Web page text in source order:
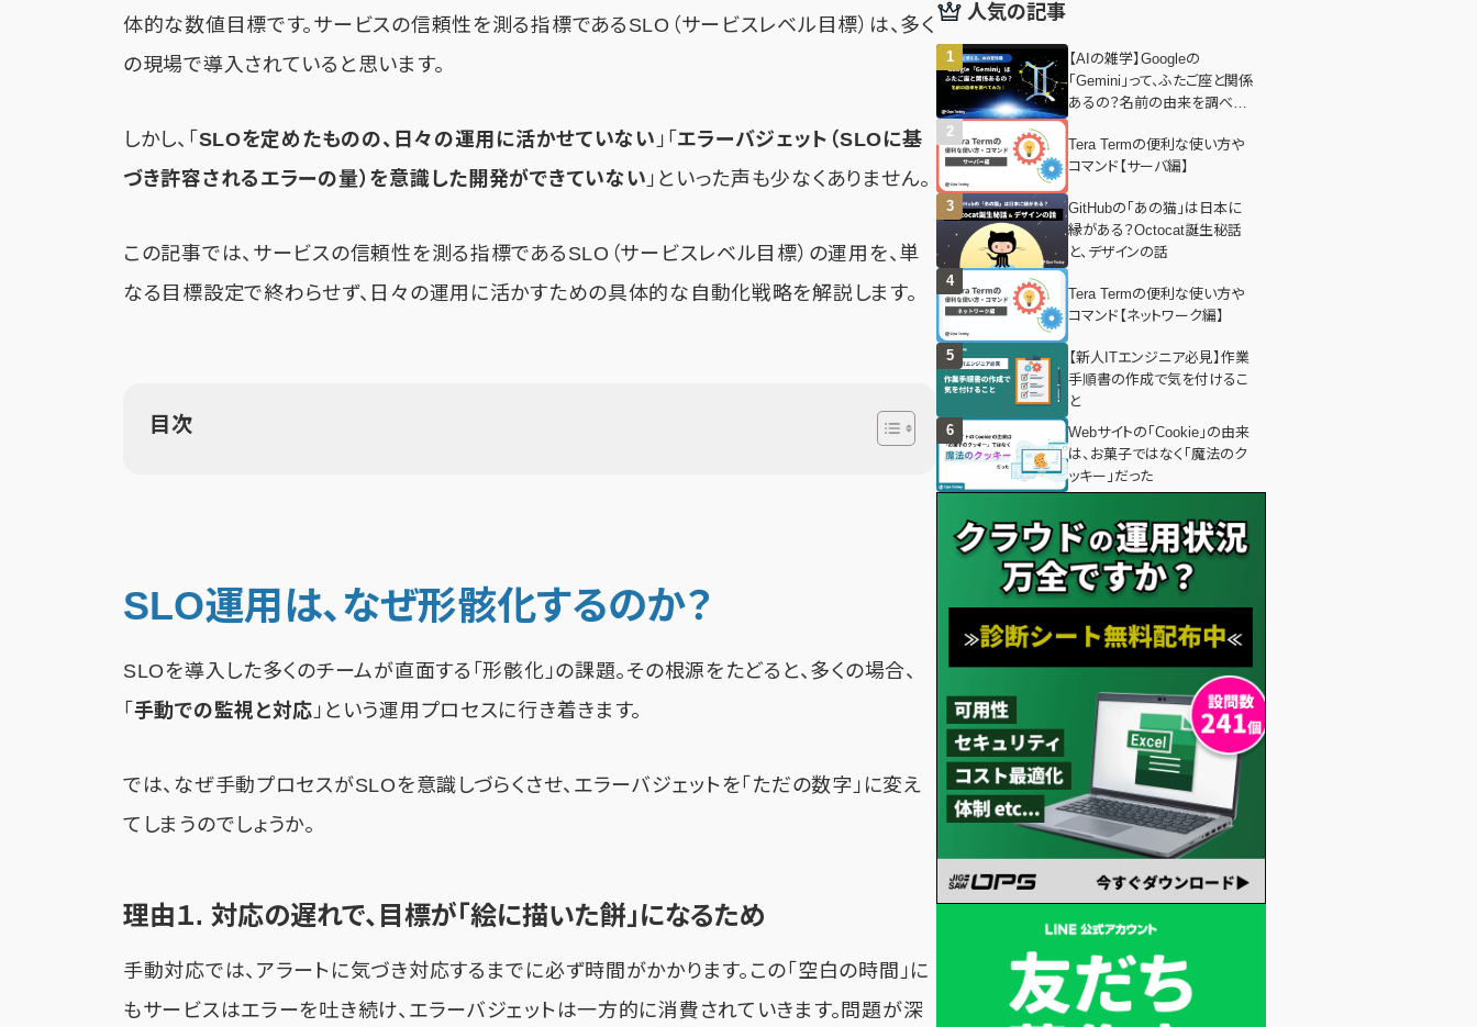
体的な数値目標です。サービスの信頼性を測る指標であるSLO（サービスレベル目標）は、多く
の現場で導入されていると思います。
しかし、「 SLOを定めたものの、日々の運用に活かせていない」「 エラーバジェット（SLOに基
づき許容されるエラーの量）を意識した開発ができていない」といった声も少なくありません。
この記事では、サービスの信頼性を測る指標であるSLO（サービスレベル目標）の運用を、単
なる目標設定で終わらせず、日々の運用に活かすための具体的な自動化戦略を解説します。
目次
SLO運用は、なぜ形骸化するのか？
SLOを導入した多くのチームが直面する「形骸化」の課題。その根源をたどると、多くの場合、
「 手動での監視と対応」という運用プロセスに行き着きます。
では、なぜ手動プロセスがSLOを意識しづらくさせ、エラーバジェットを「ただの数字」に変え
てしまうのでしょうか。
理由１. 対応の遅れで、目標が「絵に描いた餅」になるため
手動対応では、アラートに気づき対応するまでに必ず時間がかかります。この「空白の時間」に
もサービスはエラーを吐き続け、エラーバジェットは一方的に消費されていきます。問題が深
人気の記事
【AIの雑学】Googleの
「Gemini」って、ふたご座と関係
あるの？名前の由来を調べて
Tera Termの便利な使い方や
コマンド【サーバ編】
GitHubの「あの猫」は日本に
縁がある？Octocat誕生秘話
と、デザインの話
Tera Termの便利な使い方や
コマンド【ネットワーク編】
【新人ITエンジニア必見】作業
手順書の作成で気を付けるこ
と
Webサイトの「Cookie」の由来
は、お菓子ではなく「魔法のク
ッキー」だった